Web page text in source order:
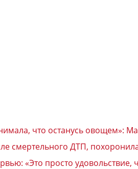
что останусь овощем»:
смертельного ДТП,
«Это просто удовольствие,